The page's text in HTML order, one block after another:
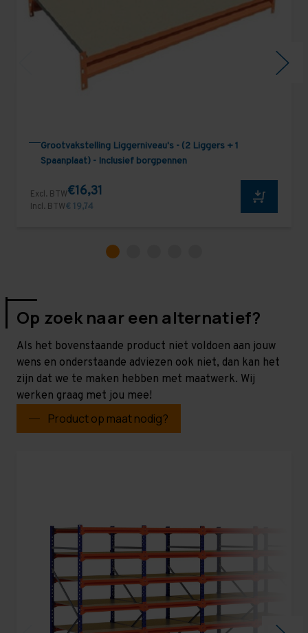
Grootvakstelling Liggerniveau's - (2 Liggers + 1
Spaanplaat) - Inclusief borgpennen
Excl. BTW€16,31
Incl. BTW€ 19,74
Op zoek naar een alternatief?
Als het bovenstaande product niet voldoen aan jouw
wens en onderstaande adviezen ook niet, dan kan het
zijn dat we te maken hebben met maatwerk. Wij
werken graag met jou mee!
Product op maat nodig?